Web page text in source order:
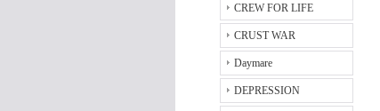
CREW FOR LIFE
CRUST WAR
Daymare
DEPRESSION